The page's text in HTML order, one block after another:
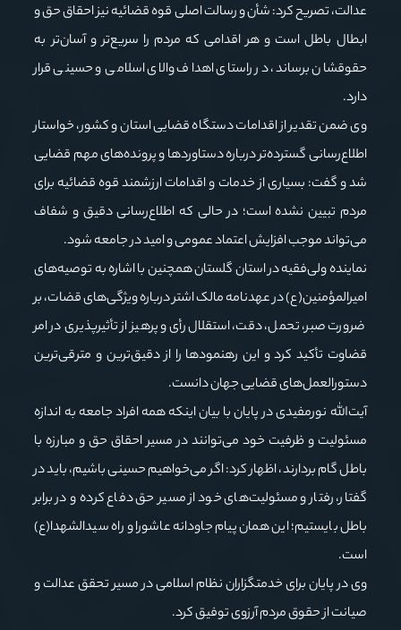
عدالت، تصریح کرد: شأن و رسالت اصلی قوه قضائیه نیز احقاق حق و
ابطال باطل است و هر اقدامی که مردم را سریع‌تر و آسان‌تر به
حقوقشان برساند، در راستای اهداف والای اسلامی و حسینی قرار
دارد.
وی ضمن تقدیر از اقدامات دستگاه قضایی استان و کشور، خواستار
اطلاع‌رسانی گسترده‌تر درباره دستاوردها و پرونده‌های مهم قضایی
شد و گفت: بسیاری از خدمات و اقدامات ارزشمند قوه قضائیه برای
مردم تبیین نشده است؛ در حالی که اطلاع‌رسانی دقیق و شفاف
می‌تواند موجب افزایش اعتماد عمومی و امید در جامعه شود.
نماینده ولی‌فقیه در استان گلستان همچنین با اشاره به توصیه‌های
امیرالمؤمنین(ع) در عهدنامه مالک اشتر درباره ویژگی‌های قضات، بر
ضرورت صبر، تحمل، دقت، استقلال رأی و پرهیز از تأثیرپذیری در امر
قضاوت تأکید کرد و این رهنمودها را از دقیق‌ترین و مترقی‌ترین
دستورالعمل‌های قضایی جهان دانست.
آیت‌الله نورمفیدی در پایان با بیان اینکه همه افراد جامعه به اندازه
مسئولیت و ظرفیت خود می‌توانند در مسیر احقاق حق و مبارزه با
باطل گام بردارند، اظهار کرد: اگر می‌خواهیم حسینی باشیم، باید در
گفتار، رفتار و مسئولیت‌های خود از مسیر حق دفاع کرده و در برابر
باطل بایستیم؛ این همان پیام جاودانه عاشورا و راه سیدالشهدا(ع)
است.
وی در پایان برای خدمتگزاران نظام اسلامی در مسیر تحقق عدالت و
صیانت از حقوق مردم آرزوی توفیق کرد.